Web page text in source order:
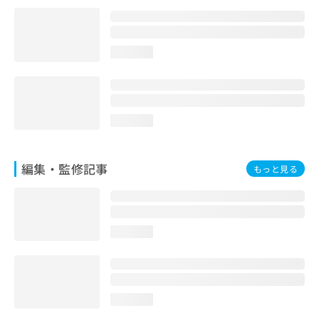
編集・監修記事 もっと見る